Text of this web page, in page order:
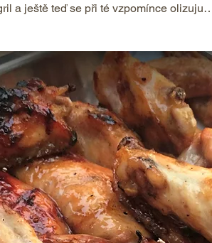
a ještě teď se při té vzpomínce